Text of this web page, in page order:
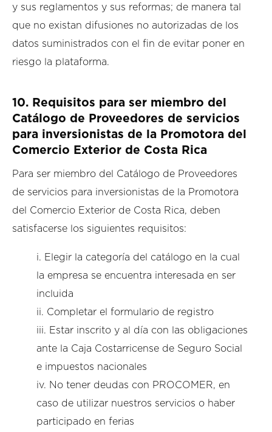
y sus reglamentos y sus reformas; de manera tal
que no existan difusiones no autorizadas de los
datos suministrados con el fin de evitar poner en
riesgo la plataforma.
10. Requisitos para ser miembro del
Catálogo de Proveedores de servicios
para inversionistas de la Promotora del
Comercio Exterior de Costa Rica
Para ser miembro del Catálogo de Proveedores
de servicios para inversionistas de la Promotora
del Comercio Exterior de Costa Rica, deben
satisfacerse los siguientes requisitos:
i. Elegir la categoría del catálogo en la cual
la empresa se encuentra interesada en ser
incluida
ii. Completar el formulario de registro
iii. Estar inscrito y al día con las obligaciones
ante la Caja Costarricense de Seguro Social
e impuestos nacionales
iv. No tener deudas con PROCOMER, en
caso de utilizar nuestros servicios o haber
participado en ferias